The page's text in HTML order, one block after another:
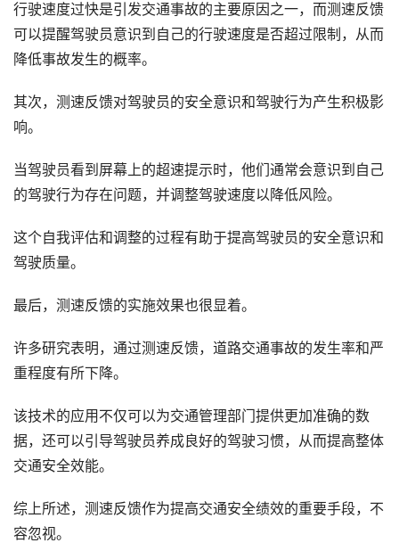
行驶速度过快是引发交通事故的主要原因之一，而测速反馈
可以提醒驾驶员意识到自己的行驶速度是否超过限制，从而
降低事故发生的概率。
其次，测速反馈对驾驶员的安全意识和驾驶行为产生积极影
响。
当驾驶员看到屏幕上的超速提示时，他们通常会意识到自己
的驾驶行为存在问题，并调整驾驶速度以降低风险。
这个自我评估和调整的过程有助于提高驾驶员的安全意识和
驾驶质量。
最后，测速反馈的实施效果也很显着。
许多研究表明，通过测速反馈，道路交通事故的发生率和严
重程度有所下降。
该技术的应用不仅可以为交通管理部门提供更加准确的数
据，还可以引导驾驶员养成良好的驾驶习惯，从而提高整体
交通安全效能。
综上所述，测速反馈作为提高交通安全绩效的重要手段，不
容忽视。